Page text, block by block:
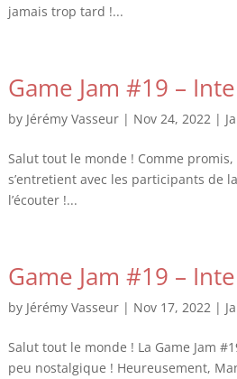
jamais trop tard !...
Game Jam #19 –
by Jérémy Vasseur | Nov 24, 2022 |
Salut tout le monde ! Comme
s’entretient avec les participants de
l’écouter !...
Game Jam #19 –
by Jérémy Vasseur | Nov 17, 2022 |
Salut tout le monde ! La Game Jam
peu nostalgique ! Heureusement,